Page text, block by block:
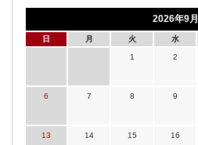
2026年9月
日 月 火 水
1 2
6 7 8 9
13 14 15 16